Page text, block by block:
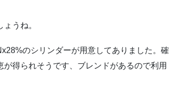
うね。
のシリンダーが用意してありました。確
得られそうです、ブレンドがあるので利用